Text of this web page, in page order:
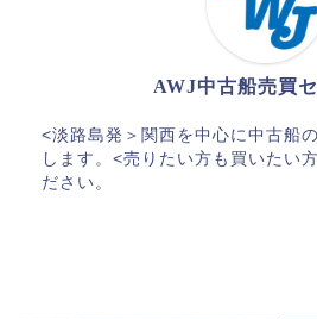
AWJ中古船売買
<淡路島発＞関西を中心に中古船
します。<売りたい方も買いたい
ださい。